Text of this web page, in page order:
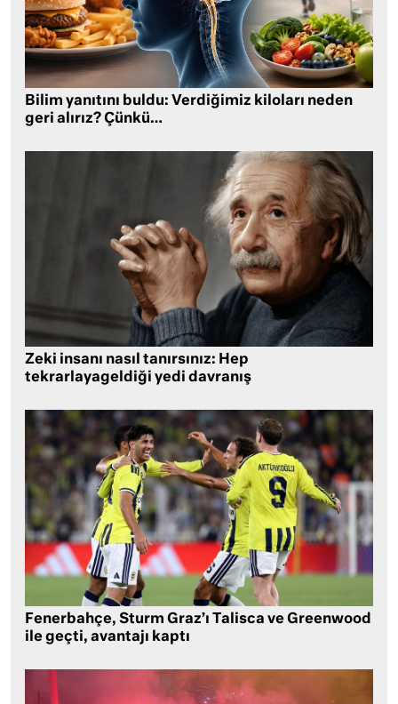
Bilim yanıtını buldu: Verdiğimiz kiloları neden
geri alırız? Çünkü…
Zeki insanı nasıl tanırsınız: Hep
tekrarlayageldiği yedi davranış
Fenerbahçe, Sturm Graz’ı Talisca ve Greenwood
ile geçti, avantajı kaptı